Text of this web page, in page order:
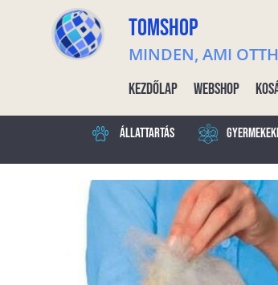
TOMSHOP
MINDEN, AMI
Kezdőlap Webshop
Állattartás